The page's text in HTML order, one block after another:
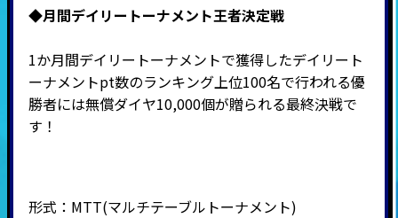
◆月間デイリートーナメント王者決定戦
1か月間デイリートーナメントで獲得したデイリート
ーナメントpt数のランキング上位100名で行われる優
勝者には無償ダイヤ10,000個が贈られる最終決戦で
す！
形式： MTT(マルチテーブルトーナメント)